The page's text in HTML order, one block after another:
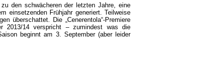
den schwächeren der letzten Jahre, eine
einsetzenden Frühjahr generiert. Teilweise
überschattet. Die „Cenerentola“-Premiere
2013/14 verspricht – zumindest was die
beginnt am 3. September (aber leider